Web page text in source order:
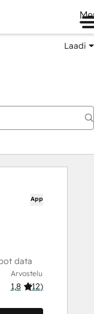
Laadi
App
data
Arvostelu
1,8 (12)